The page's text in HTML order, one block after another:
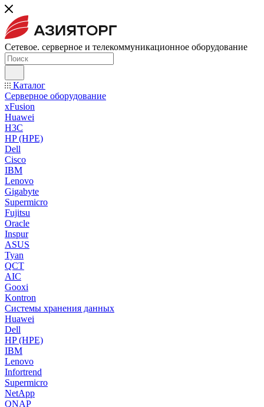
Сетевое. серверное и телекоммуникационное оборудование
Каталог
Серверное оборудование
xFusion
Huawei
H3C
HP (HPE)
Dell
Cisco
IBM
Lenovo
Gigabyte
Supermicro
Fujitsu
Oracle
Inspur
ASUS
Tyan
QCT
AIC
Gooxi
Kontron
Системы хранения данных
Huawei
Dell
HP (HPE)
IBM
Lenovo
Infortrend
Supermicro
NetApp
QNAP